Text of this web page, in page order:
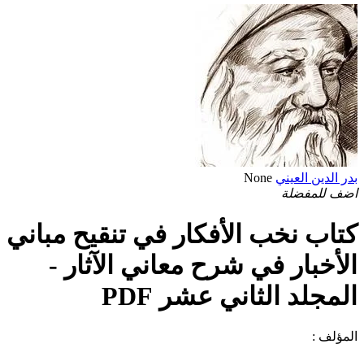
بدر الدين العيني None
اضف للمفضلة
كتاب نخب الأفكار في تنقيح مباني
الأخبار في شرح معاني الآثار -
المجلد الثاني عشر PDF
المؤلف :